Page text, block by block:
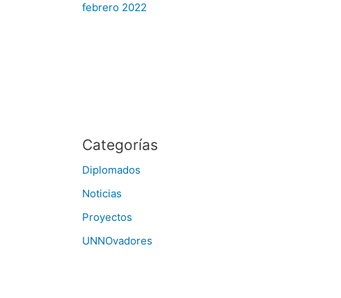
febrero 2022
Categorías
Diplomados
Noticias
Proyectos
UNNOvadores